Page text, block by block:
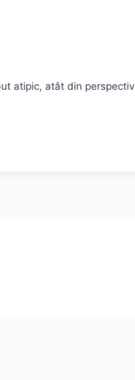
atipic, atât din